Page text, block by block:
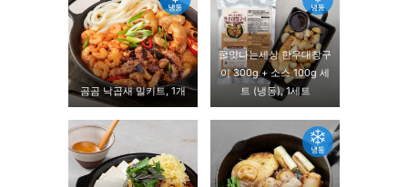
곰곰 낙곱새 밀키트, 1개
꿀맛나는세상 한우대창구
이 300g + 소스 100g 세
트 (냉동), 1세트